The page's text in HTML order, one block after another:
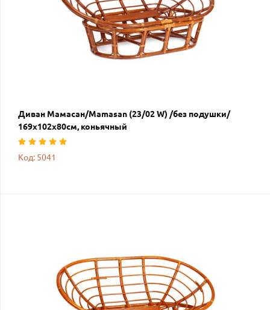
Диван Мамасан/Mamasan (23/02 W) /без подушки/
169х102х80см, коньячный
Код: 5041